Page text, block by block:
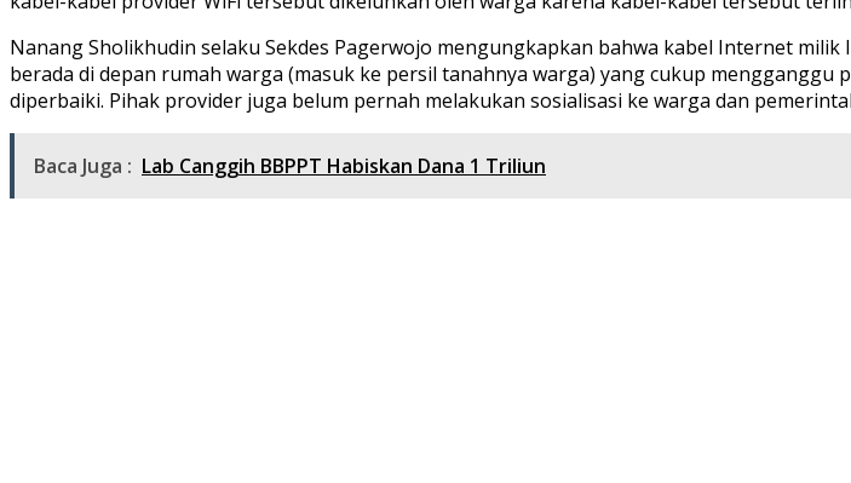
Nanang Sholikhudin selaku Sekdes Pagerwojo mengungkapkan bahwa kabel Internet
berada di depan rumah warga (masuk ke persil tanahnya warga) yang cukup
diperbaiki. Pihak provider juga belum pernah melakukan sosialisasi ke warga dan
Baca Juga : Lab Canggih BBPPT Habiskan Dana 1 Triliun